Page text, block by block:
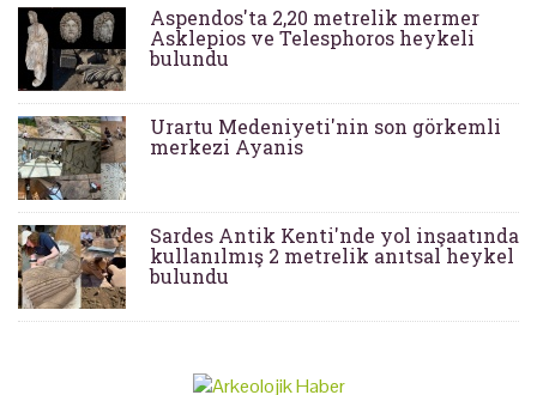
Aspendos'ta 2,20 metrelik mermer
Asklepios ve Telesphoros heykeli
bulundu
Urartu Medeniyeti'nin son görkemli
merkezi Ayanis
Sardes Antik Kenti'nde yol inşaatında
kullanılmış 2 metrelik anıtsal heykel
bulundu